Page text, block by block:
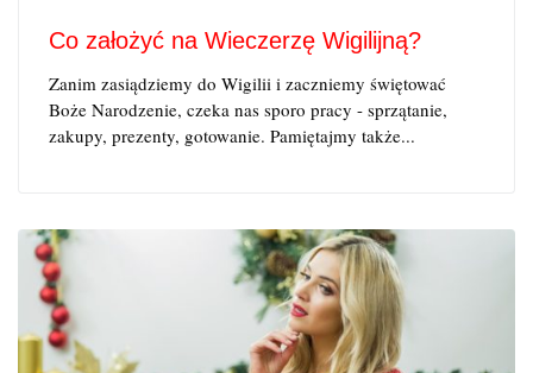
Co założyć na Wieczerzę Wigilijną?
Zanim zasiądziemy do Wigilii i zaczniemy świętować
Boże Narodzenie, czeka nas sporo pracy - sprzątanie,
zakupy, prezenty, gotowanie. Pamiętajmy także...